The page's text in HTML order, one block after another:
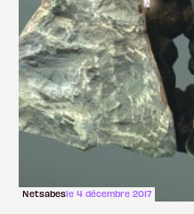
Netsabesle 4 décembre 2017